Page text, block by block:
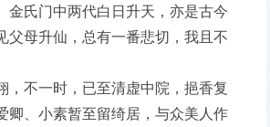
金氏门中两代白日升天，亦是古今
父母升仙，总有一番悲切，我且不
，不一时，已至清虚中院，挹香复
卿、小素暂至留绮居，与众美人作